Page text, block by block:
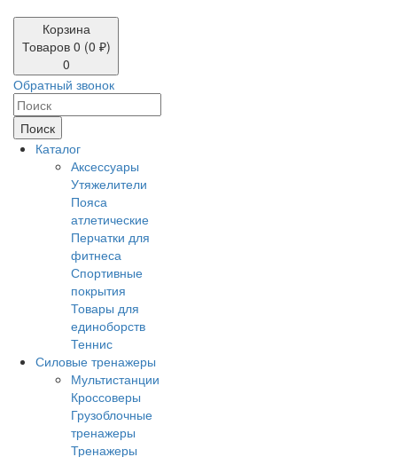
Корзина
Товаров 0 (0 ₽)
0
Обратный звонок
Поиск
Каталог
Аксессуары
Утяжелители
Пояса
атлетические
Перчатки для
фитнеса
Спортивные
покрытия
Товары для
единоборств
Теннис
Силовые тренажеры
Мультистанции
Кроссоверы
Грузоблочные
тренажеры
Тренажеры